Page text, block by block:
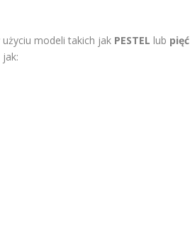
użyciu modeli takich jak PESTEL lub pięć